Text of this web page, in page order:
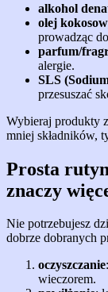
alkohol
olej
prowadząc
parfum/
alergie.
SLS
przesuszać
Wybieraj produkty
mniej składników,
Prosta
znaczy
Nie potrzebujesz
dobrze dobranych
oczyszczanie
wieczorem.